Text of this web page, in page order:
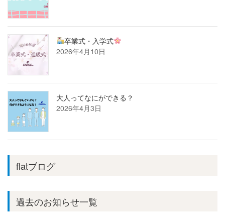
卒業式・入学式
2026年4月10日
大人ってなにができる？
2026年4月3日
flatブログ
過去のお知らせ一覧